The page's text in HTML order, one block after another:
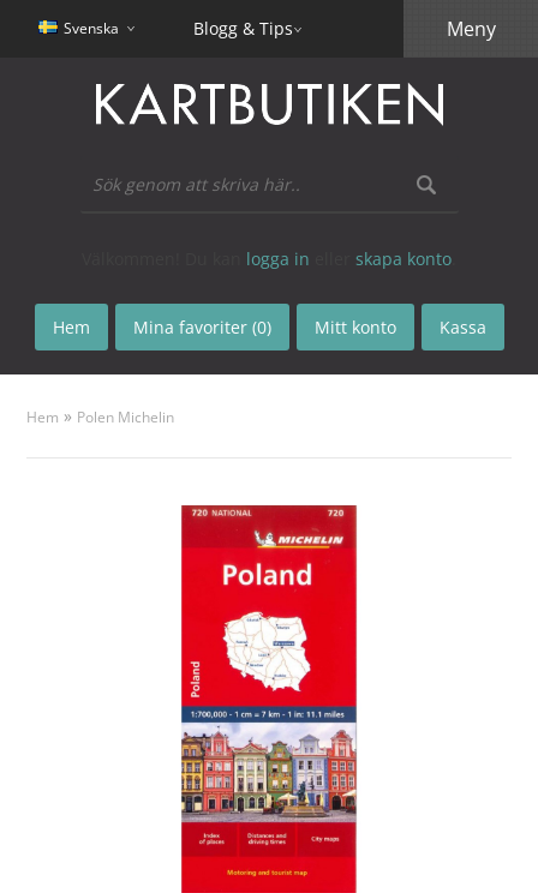
Svenska Blogg & Tips
logga in skapa konto
Hem Mina favoriter (0) Mitt konto Kassa
Meny
Hem » Polen Michelin